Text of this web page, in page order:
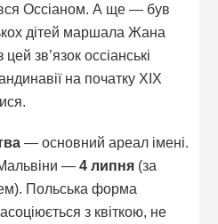
Оссіаном. А ще — був
дітей маршала Жана
зв’язок оссіанські
на початку XIX
— основний ареал імені.
—4 липня (за
Польська форма
з квіткою, не